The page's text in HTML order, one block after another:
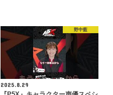
野中藍
2025.8.29